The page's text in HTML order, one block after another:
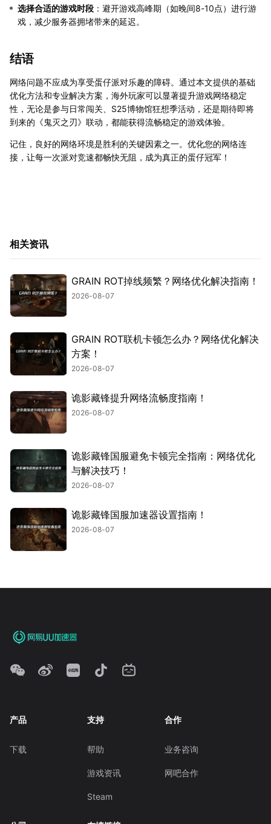
选择合适的游戏时段 ：避开游戏高峰期（如晚间8-10点）进行游
戏，减少服务器拥堵带来的延迟。
结语
网络问题不应成为享受蛋仔派对乐趣的障碍。通过本文提供的基础
优化方法和专业解决方案，海外玩家可以显著提升游戏网络稳定
性，无论是参与日常闯关、S25博物馆狂想季活动，还是期待即将
到来的《鬼灭之刃》联动，都能获得流畅稳定的游戏体验。
记住，良好的网络环境是胜利的关键因素之一。优化您的网络连
接，让每一次派对竞速都畅快无阻，成为真正的蛋仔冠军！
相关资讯
GRAIN ROT掉线频繁？网络优化解决指南！
2026-08-07
GRAIN ROT联机卡顿怎么办？网络优化解决
方案！
2026-08-07
诡影藏锋提升网络流畅度指南！
2026-08-07
诡影藏锋国服避免卡顿完全指南：网络优化
与解决技巧！
2026-08-07
诡影藏锋国服加速器设置指南！
2026-08-07
产品
下载
支持
帮助
游戏资讯
Steam
合作
业务咨询
网吧合作